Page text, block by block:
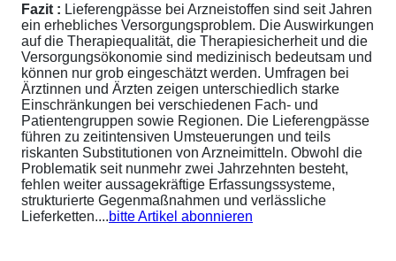
Fazit : Lieferengpässe bei Arzneistoffen sind seit Jahren
ein erhebliches Versorgungsproblem. Die Auswirkungen
auf die Therapiequalität, die Therapiesicherheit und die
Versorgungsökonomie sind medizinisch bedeutsam und
können nur grob eingeschätzt werden. Umfragen bei
Ärztinnen und Ärzten zeigen unterschiedlich starke
Einschränkungen bei verschiedenen Fach- und
Patientengruppen sowie Regionen. Die Lieferengpässe
führen zu zeitintensiven Umsteuerungen und teils
riskanten Substitutionen von Arzneimitteln. Obwohl die
Problematik seit nunmehr zwei Jahrzehnten besteht,
fehlen weiter aussagekräftige Erfassungssysteme,
strukturierte Gegenmaßnahmen und verlässliche
Lieferketten....bitte Artikel abonnieren